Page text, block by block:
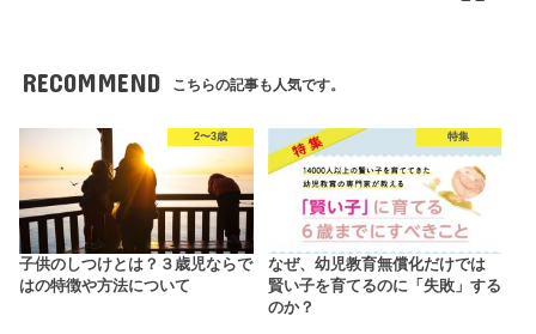
RECOMMEND こちらの記事も人気です。
2〜3歳
子供のしつけとは？３歳児ならで
はの特徴や方法について
特集
なぜ、幼児教育無償化だけでは
賢い子を育てるのに「失敗」する
のか？